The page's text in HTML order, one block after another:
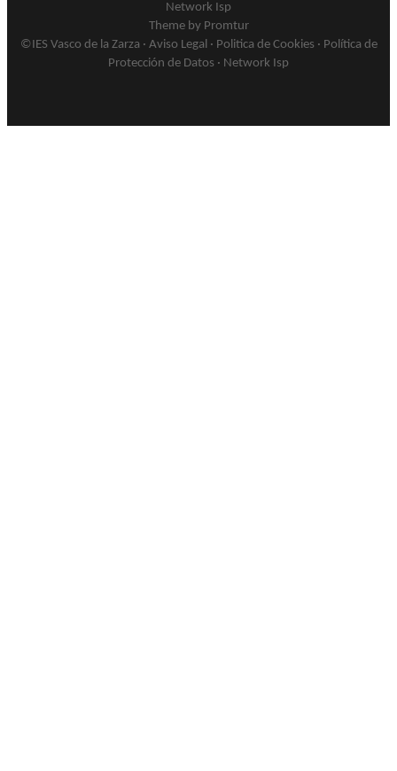
Network Isp
Theme by Promtur
©IES Vasco de la Zarza · Aviso Legal· Politica de Cookies · Política de
Protección de Datos · Network Isp